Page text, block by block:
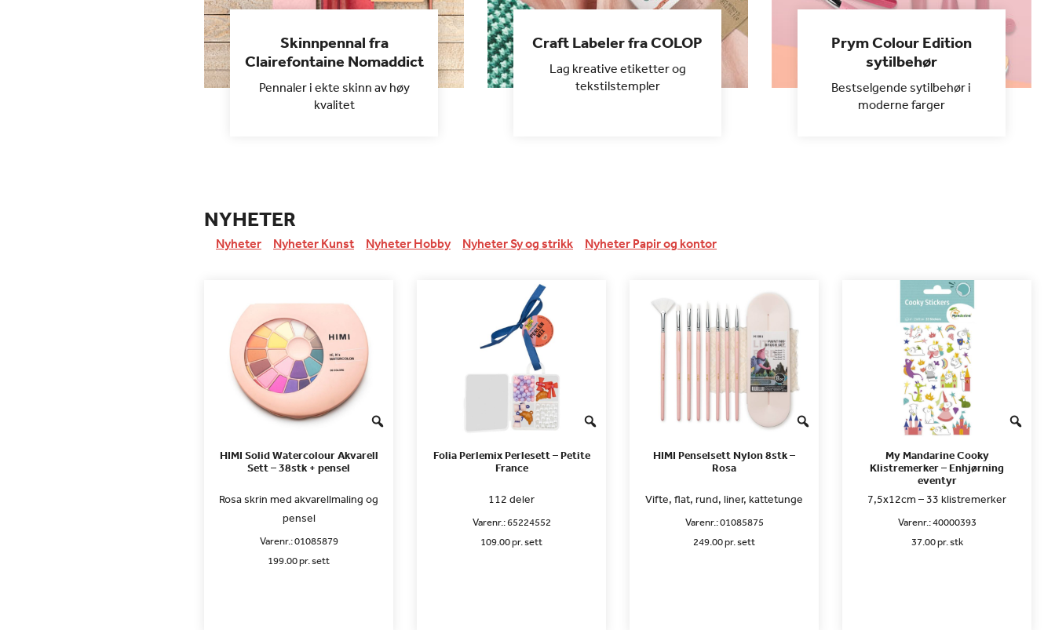
Skinnpennal fra
Clairefontaine Nomaddict
Pennaler i ekte skinn av høy
kvalitet
Craft Labeler fra COLOP
Lag kreative etiketter og
tekstilstempler
Prym Colour Edition
sytilbehør
Bestselgende sytilbehør i
moderne farger
NYHETER
Nyheter Nyheter Kunst Nyheter Hobby Nyheter Sy og strikk Nyheter Papir og kontor
HIMI Solid Watercolour Akvarell
Sett – 38stk + pensel
Rosa skrin med akvarellmaling og
pensel
Varenr.:01085879
199.00 pr. sett
Folia Perlemix Perlesett – Petite
France
112 deler
Varenr.:65224552
109.00 pr. sett
HIMI Penselsett Nylon 8stk –
Rosa
Vifte, flat, rund, liner, kattetunge
Varenr.:01085875
249.00 pr. sett
My Mandarine Cooky
Klistremerker – Enhjørning
eventyr
7,5x12cm – 33 klistremerker
Varenr.:40000393
37.00 pr. stk